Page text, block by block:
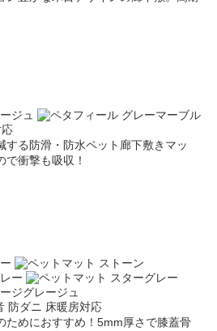
する防滑・防水ペット廊下敷きマッ
で衝撃も吸収！
防ダニ 床暖房対応
ためにおすすめ！5mm厚さで膝蓋骨